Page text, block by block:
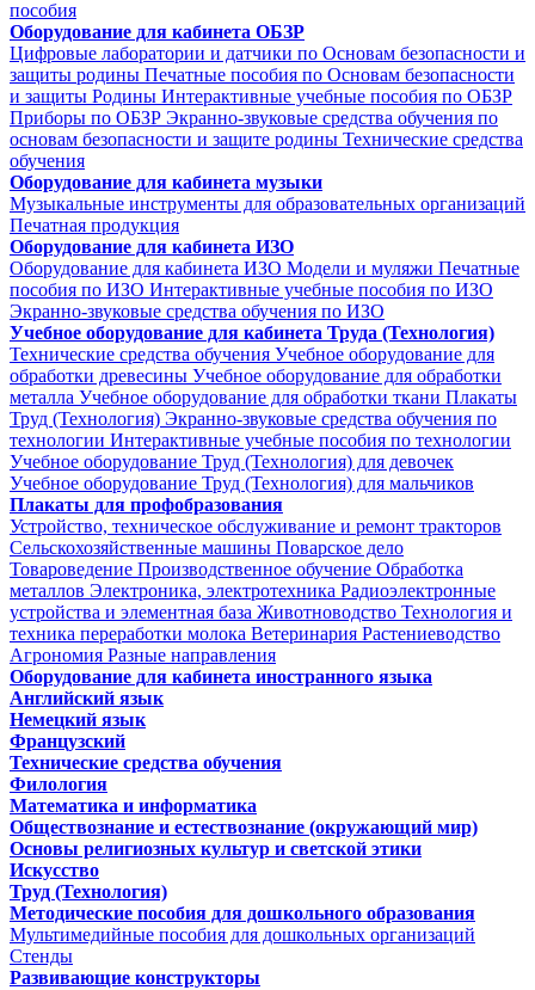
пособия
Оборудование для кабинета ОБЗР
Цифровые лаборатории и датчики по Основам безопасности и
защиты родины Печатные пособия по Основам безопасности
и защиты Родины Интерактивные учебные пособия по ОБЗР
Приборы по ОБЗР Экранно-звуковые средства обучения по
основам безопасности и защите родины Технические средства
обучения
Оборудование для кабинета музыки
Музыкальные инструменты для образовательных организаций
Печатная продукция
Оборудование для кабинета ИЗО
Оборудование для кабинета ИЗО Модели и муляжи Печатные
пособия по ИЗО Интерактивные учебные пособия по ИЗО
Экранно-звуковые средства обучения по ИЗО
Учебное оборудование для кабинета Труда (Технология)
Технические средства обучения Учебное оборудование для
обработки древесины Учебное оборудование для обработки
металла Учебное оборудование для обработки ткани Плакаты
Труд (Технология) Экранно-звуковые средства обучения по
технологии Интерактивные учебные пособия по технологии
Учебное оборудование Труд (Технология) для девочек
Учебное оборудование Труд (Технология) для мальчиков
Плакаты для профобразования
Устройство, техническое обслуживание и ремонт тракторов
Сельскохозяйственные машины Поварское дело
Товароведение Производственное обучение Обработка
металлов Электроника, электротехника Радиоэлектронные
устройства и элементная база Животноводство Технология и
техника переработки молока Ветеринария Растениеводство
Агрономия Разные направления
Оборудование для кабинета иностранного языка
Английский язык
Немецкий язык
Французский
Технические средства обучения
Филология
Математика и информатика
Обществознание и естествознание (окружающий мир)
Основы религиозных культур и светской этики
Искусство
Труд (Технология)
Методические пособия для дошкольного образования
Мультимедийные пособия для дошкольных организаций
Стенды
Развивающие конструкторы